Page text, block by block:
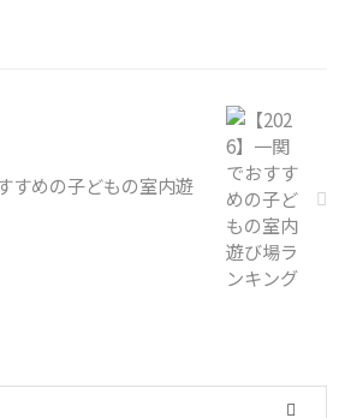
すめの子どもの室内遊